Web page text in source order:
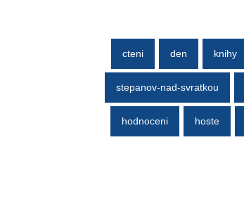
cteni den knihy
stepanov-nad-svratkou
hodnoceni hoste